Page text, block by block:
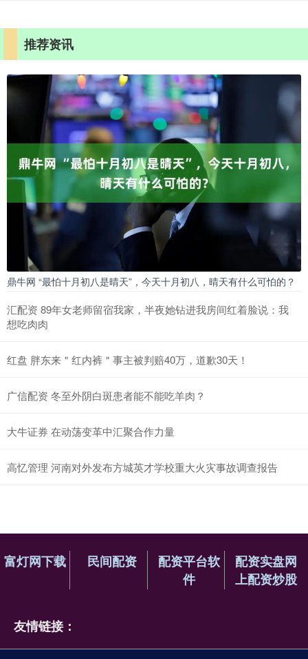
推荐资讯
鼎牛网 “最怕十月初八是晴天”，今天十月初八，晴天有什么可怕的？
汇配资 89年女老师留宿我家，半夜她钻进我房间红着脸说：我
想吃肉肉
红盘 胖东来＂红内裤＂事主被判赔40万，道歉30天！
广信配资 冬至外阴白斑患者能不能吃羊肉？
大牛证券 在动荡变革中汇聚合作力量
高忆管理 河南对外发布方城英才学校重大火灾事故调查报告
富灯网下载 民间配资
配资平台软
件
配资实盘网
上配资炒股
友情链接：